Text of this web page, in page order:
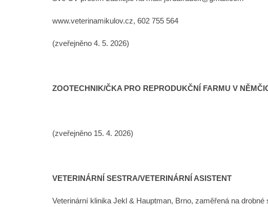
www.veterinamikulov.cz, 602 755 564
(zveřejněno 4. 5. 2026)
ZOOTECHNIK/ČKA PRO REPRODUKČNÍ FARMU V
(zveřejněno 15. 4. 2026)
VETERINÁRNÍ SESTRA/VETERINÁRNÍ ASISTENT
Veterinární klinika Jekl & Hauptman, Brno, zaměřená na